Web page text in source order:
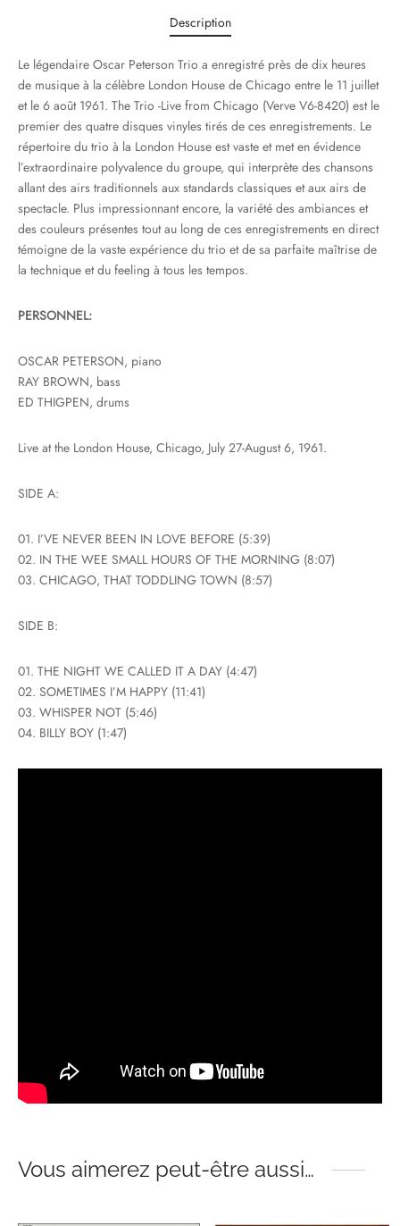
Description
Le légendaire Oscar Peterson Trio a enregistré près de dix heures
de musique à la célèbre London House de Chicago entre le 11 juillet
et le 6 août 1961. The Trio -Live from Chicago (Verve V6-8420) est le
premier des quatre disques vinyles tirés de ces enregistrements. Le
répertoire du trio à la London House est vaste et met en évidence
l’extraordinaire polyvalence du groupe, qui interprète des chansons
allant des airs traditionnels aux standards classiques et aux airs de
spectacle. Plus impressionnant encore, la variété des ambiances et
des couleurs présentes tout au long de ces enregistrements en direct
témoigne de la vaste expérience du trio et de sa parfaite maîtrise de
la technique et du feeling à tous les tempos.
PERSONNEL:
OSCAR PETERSON, piano
RAY BROWN, bass
ED THIGPEN, drums
Live at the London House, Chicago, July 27-August 6, 1961.
SIDE A:
01. I’VE NEVER BEEN IN LOVE BEFORE (5:39)
02. IN THE WEE SMALL HOURS OF THE MORNING (8:07)
03. CHICAGO, THAT TODDLING TOWN (8:57)
SIDE B:
01. THE NIGHT WE CALLED IT A DAY (4:47)
02. SOMETIMES I’M HAPPY (11:41)
03. WHISPER NOT (5:46)
04. BILLY BOY (1:47)
Vous aimerez peut-être aussi…